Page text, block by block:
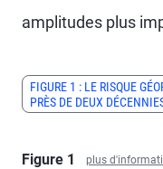
amplitudes plus
FIGURE 1 : LE RISQUE
PRÈS DE DEUX
Figure 1 plus